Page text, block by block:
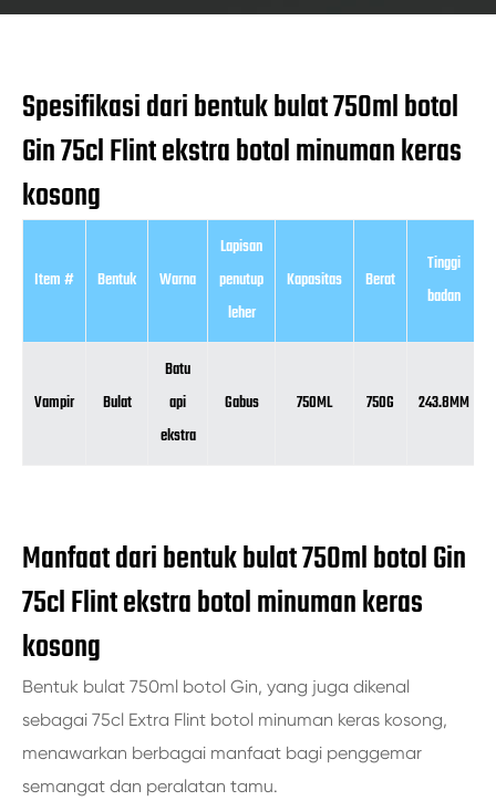
Spesifikasi dari bentuk bulat 750ml botol
Gin 75cl Flint ekstra botol minuman keras
kosong
Item # Bentuk Warna
Lapisan
penutup
leher
Kapasitas Berat
Tinggi
badan
Vampir Bulat
Batu
api
ekstra
Gabus 750ML 750G 243.8MM
Manfaat dari bentuk bulat 750ml botol Gin
75cl Flint ekstra botol minuman keras
kosong
Bentuk bulat 750ml botol Gin, yang juga dikenal
sebagai 75cl Extra Flint botol minuman keras kosong,
menawarkan berbagai manfaat bagi penggemar
semangat dan peralatan tamu.